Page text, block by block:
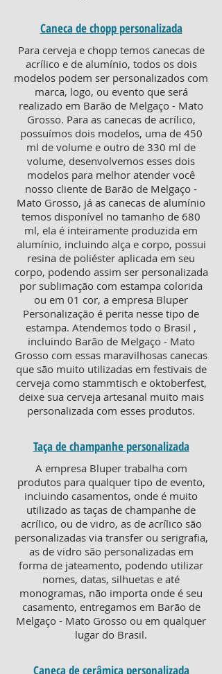
Caneca de chopp personalizada
Para cerveja e chopp temos canecas de
acrílico e de alumínio, todos os dois
modelos podem ser personalizados com
marca, logo, ou evento que será
realizado em Barão de Melgaço - Mato
Grosso. Para as canecas de acrílico,
possuímos dois modelos, uma de 450
ml de volume e outro de 330 ml de
volume, desenvolvemos esses dois
modelos para melhor atender você
nosso cliente de Barão de Melgaço -
Mato Grosso, já as canecas de alumínio
temos disponível no tamanho de 680
ml, ela é inteiramente produzida em
alumínio, incluindo alça e corpo, possui
resina de poliéster aplicada em seu
corpo, podendo assim ser personalizada
por sublimação com estampa colorida
ou em 01 cor, a empresa Bluper
Personalização é perita nesse tipo de
estampa. Atendemos todo o Brasil ,
incluindo Barão de Melgaço - Mato
Grosso com essas maravilhosas canecas
que são muito utilizadas em festivais de
cerveja como stammtisch e oktoberfest,
deixe sua cerveja artesanal muito mais
personalizada com esses produtos.
Taça de champanhe personalizada
A empresa Bluper trabalha com
produtos para qualquer tipo de evento,
incluindo casamentos, onde é muito
utilizado as taças de champanhe de
acrílico, ou de vidro, as de acrílico são
personalizadas via transfer ou serigrafia,
as de vidro são personalizadas em
forma de jateamento, podendo utilizar
nomes, datas, silhuetas e até
monogramas, não importa onde é seu
casamento, entregamos em Barão de
Melgaço - Mato Grosso ou em qualquer
lugar do Brasil.
Caneca de cerâmica personalizada